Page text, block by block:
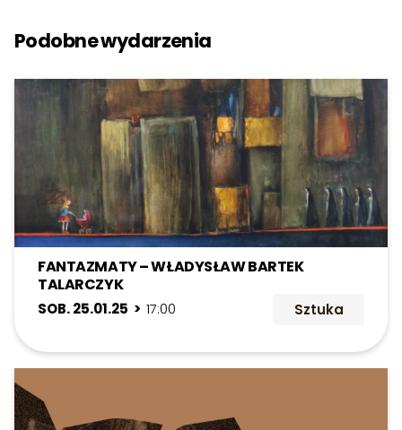
Podobne wydarzenia
FANTAZMATY – WŁADYSŁAW BARTEK
TALARCZYK
SOB. 25.01.25 > 17:00 Sztuka